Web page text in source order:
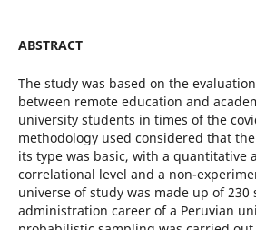
ABSTRACT
The study was based on the
between remote education and
university students in times of the
methodology used considered that
its type was basic, with a quantitative
correlational level and a non-
universe of study was made up of
administration career of a Peruvian